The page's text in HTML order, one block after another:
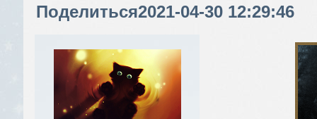
Поделиться2021-04-30 12:29:46